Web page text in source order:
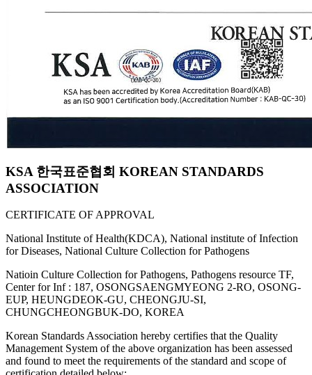
KSA 한국표준협회 KOREAN STANDARDS
ASSOCIATION
CERTIFICATE OF APPROVAL
National Institute of Health(KDCA), National institute of Infection
for Diseases, National Culture Collection for Pathogens
Natioin Culture Collection for Pathogens, Pathogens resource TF,
Center for Inf : 187, OSONGSAENGMYEONG 2-RO, OSONG-
EUP, HEUNGDEOK-GU, CHEONGJU-SI,
CHUNGCHEONGBUK-DO, KOREA
Korean Standards Association hereby certifies that the Quality
Management System of the above organization has been assessed
and found to meet the requirements of the standard and scope of